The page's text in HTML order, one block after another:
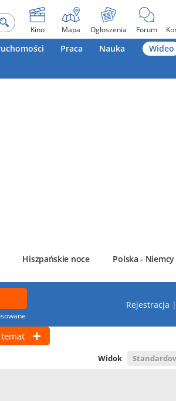
Kino Mapa Ogłoszenia Forum
Praca Nauka
Wideo
Hiszpańskie noce Polska - Niemcy
Rejestracja |
Widok